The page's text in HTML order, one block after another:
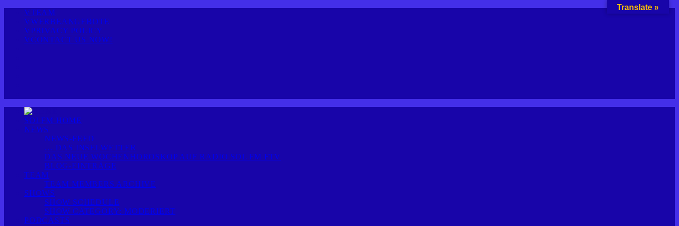
TEAM
WERBEANGEBOTE
PRIVACY POLICY
CONTACT US NOW!
SOLFM HOME
NEWS
NEWS-FEED
… DAS INSELWETTER
DAS NEUE WOCHENHOROSKOP AUF RADIO SOL FM FTV
BLOG-EINTRÄGE
TEAM
TEAM MEMBERS ARCHIVE
SHOWS
SHOW SCHEDULE
SHOW CATEGORY: MODERIERT
PODCASTS
Translate »